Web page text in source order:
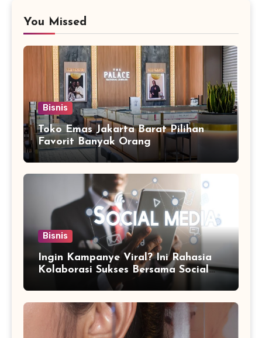
You Missed
Bisnis
Toko Emas Jakarta Barat Pilihan
Favorit Banyak Orang
Bisnis
Ingin Kampanye Viral? Ini Rahasia
Kolaborasi Sukses Bersama Social
Media Marketing Agency